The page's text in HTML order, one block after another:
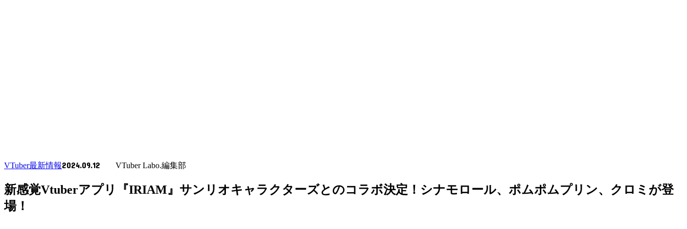
VTuber最新情報2024.09.12 VTuber Labo.編集部
新感覚Vtuberアプリ『IRIAM』サンリオキャラクターズとのコラボ決定！シナモロール、ポムポムプリン、クロミが登
場！